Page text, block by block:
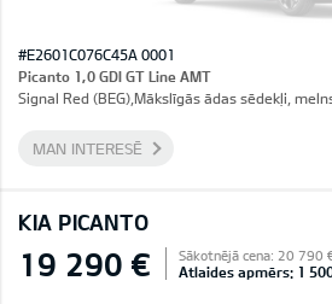
#E2601C076C45A 0001
Picanto 1,0 GDI GT Line AMT
Signal Red (BEG),Mākslīgās ādas sēdekļi,
MAN INTERESĒ
KIA PICANTO
19 290 € Sākotnējā cena: 20 790
Atlaides apmērs: 1